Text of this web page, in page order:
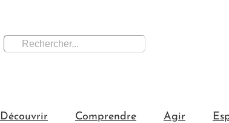
Découvrir Comprendre Agir